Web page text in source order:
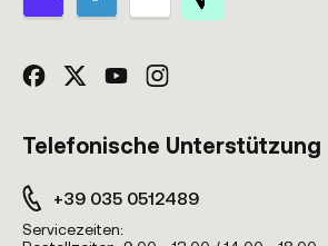
Telefonische Unterstützung
+39 035 0512489
Servicezeiten: